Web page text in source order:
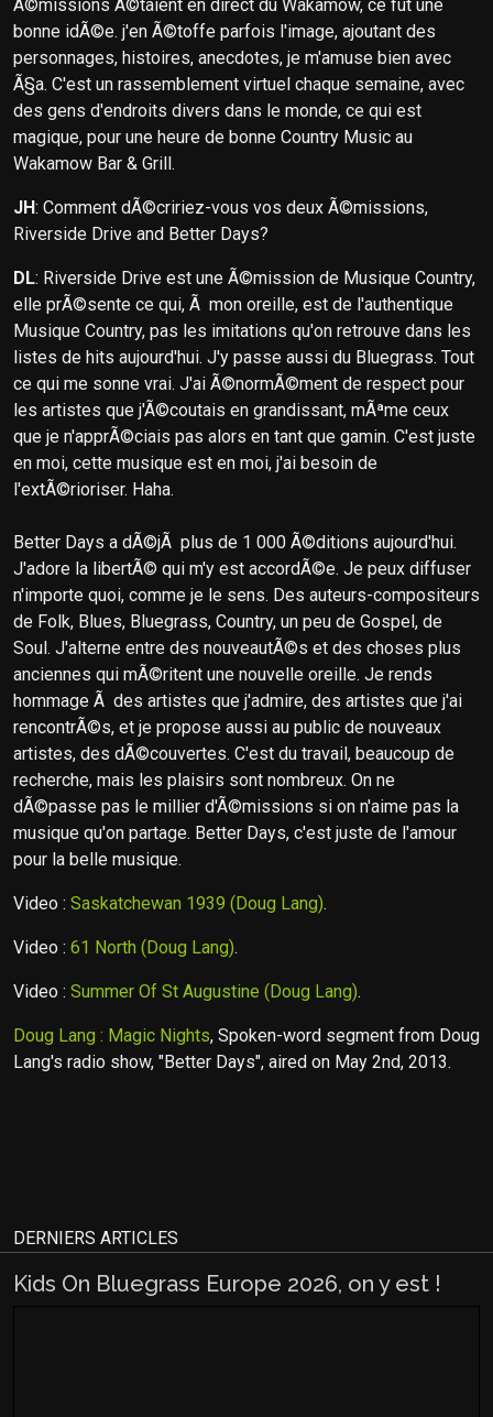
Ã©missions Ã©taient en direct du Wakamow, ce fut une
bonne idÃ©e. j'en Ã©toffe parfois l'image, ajoutant des
personnages, histoires, anecdotes, je m'amuse bien avec
Ã§a. C'est un rassemblement virtuel chaque semaine, avec
des gens d'endroits divers dans le monde, ce qui est
magique, pour une heure de bonne Country Music au
Wakamow Bar & Grill.
JH: Comment dÃ©cririez-vous vos deux Ã©missions,
Riverside Drive and Better Days?
DL: Riverside Drive est une Ã©mission de Musique Country,
elle prÃ©sente ce qui, Ã mon oreille, est de l'authentique
Musique Country, pas les imitations qu'on retrouve dans les
listes de hits aujourd'hui. J'y passe aussi du Bluegrass. Tout
ce qui me sonne vrai. J'ai Ã©normÃ©ment de respect pour
les artistes que j'Ã©coutais en grandissant, mÃªme ceux
que je n'apprÃ©ciais pas alors en tant que gamin. C'est juste
en moi, cette musique est en moi, j'ai besoin de
l'extÃ©rioriser. Haha.
Better Days a dÃ©jÃ plus de 1 000 Ã©ditions aujourd'hui.
J'adore la libertÃ© qui m'y est accordÃ©e. Je peux diffuser
n'importe quoi, comme je le sens. Des auteurs-compositeurs
de Folk, Blues, Bluegrass, Country, un peu de Gospel, de
Soul. J'alterne entre des nouveautÃ©s et des choses plus
anciennes qui mÃ©ritent une nouvelle oreille. Je rends
hommage Ã des artistes que j'admire, des artistes que j'ai
rencontrÃ©s, et je propose aussi au public de nouveaux
artistes, des dÃ©couvertes. C'est du travail, beaucoup de
recherche, mais les plaisirs sont nombreux. On ne
dÃ©passe pas le millier d'Ã©missions si on n'aime pas la
musique qu'on partage. Better Days, c'est juste de l'amour
pour la belle musique.
Video : Saskatchewan 1939 (Doug Lang).
Video : 61 North (Doug Lang).
Video : Summer Of St Augustine (Doug Lang).
Doug Lang : Magic Nights, Spoken-word segment from Doug
Lang's radio show, "Better Days", aired on May 2nd, 2013.
DERNIERS ARTICLES
Kids On Bluegrass Europe 2026, on y est !